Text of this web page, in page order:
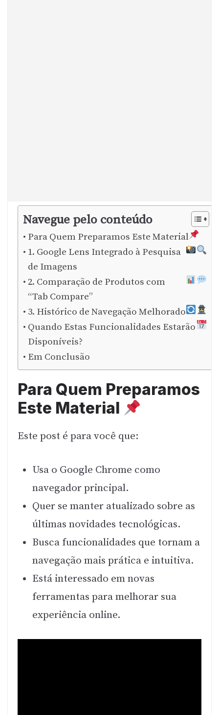
Navegue pelo conteúdo
Para Quem Preparamos Este Material
1. Google Lens Integrado à Pesquisa
de Imagens
2. Comparação de Produtos com
“Tab Compare”
3. Histórico de Navegação Melhorado
Quando Estas Funcionalidades Estarão
Disponíveis?
Em Conclusão
Para Quem Preparamos
Este Material
Este post é para você que:
Usa o Google Chrome como
navegador principal.
Quer se manter atualizado sobre as
últimas novidades tecnológicas.
Busca funcionalidades que tornam a
navegação mais prática e intuitiva.
Está interessado em novas
ferramentas para melhorar sua
experiência online.